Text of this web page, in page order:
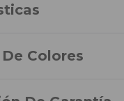
Colores